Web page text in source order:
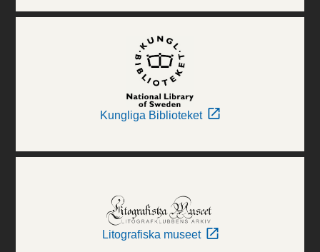
Kungliga Biblioteket
Litografiska museet